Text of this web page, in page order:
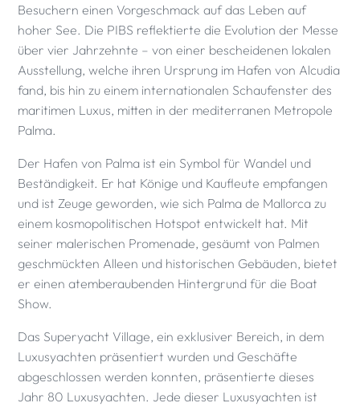
Besuchern einen Vorgeschmack auf das Leben auf
hoher See. Die PIBS reflektierte die Evolution der Messe
über vier Jahrzehnte – von einer bescheidenen lokalen
Ausstellung, welche ihren Ursprung im Hafen von Alcudia
fand, bis hin zu einem internationalen Schaufenster des
maritimen Luxus, mitten in der mediterranen Metropole
Palma.
Der Hafen von Palma ist ein Symbol für Wandel und
Beständigkeit. Er hat Könige und Kaufleute empfangen
und ist Zeuge geworden, wie sich Palma de Mallorca zu
einem kosmopolitischen Hotspot entwickelt hat. Mit
seiner malerischen Promenade, gesäumt von Palmen
geschmückten Alleen und historischen Gebäuden, bietet
er einen atemberaubenden Hintergrund für die Boat
Show.
Das Superyacht Village, ein exklusiver Bereich, in dem
Luxusyachten präsentiert wurden und Geschäfte
abgeschlossen werden konnten, präsentierte dieses
Jahr 80 Luxusyachten. Jede dieser Luxusyachten ist